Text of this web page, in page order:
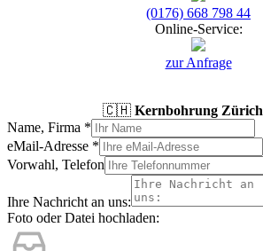
(0176) 668 798 44
Online-Service:
zur Anfrage
🇨🇭 Kernbohrung Zürich
Name, Firma *
eMail-Adresse *
Vorwahl, Telefon
Ihre Nachricht an uns:
Foto oder Datei hochladen: